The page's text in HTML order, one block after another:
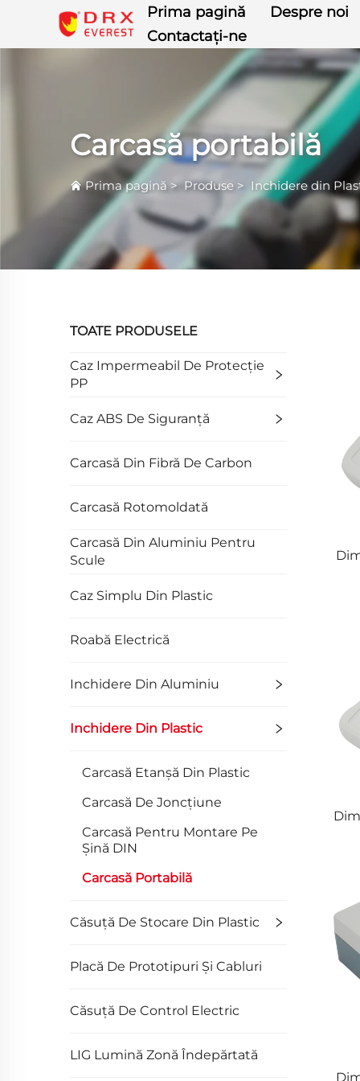
Prima pagină
Despre noi
Contactați-ne
Carcasă portabilă
Prima pagină >Produse > Inchidere din
TOATE PRODUSELE
Caz Impermeabil De Protecție
PP
Caz ABS De Siguranță
Carcasă Din Fibră De Carbon
Carcasă Rotomoldată
Carcasă Din Aluminiu Pentru
Scule
Caz Simplu Din Plastic
Roabă Electrică
Inchidere Din Aluminiu
Inchidere Din Plastic
Carcasă Etanșă Din Plastic
Carcasă De Joncțiune
Carcasă Pentru Montare Pe
Șină DIN
Carcasă Portabilă
Căsuță De Stocare Din Plastic
Placă De Prototipuri Și Cabluri
Căsuță De Control Electric
LIG Lumină Zonă Îndepărtată